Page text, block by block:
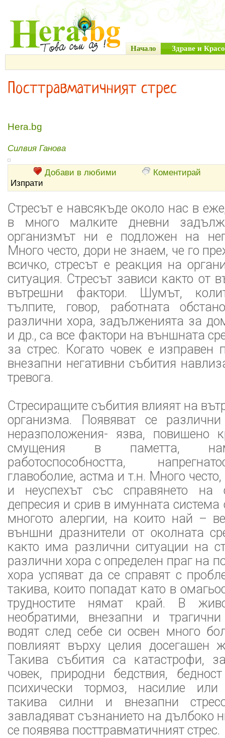
Начало Здраве и
Посттравматичният стрес
Hera.bg
Силвия Ганова
Добави в любими
Коментирай
Изпрати
Стресът е навсякъде около нас в
в много малките дневни
организмът ни е подложен на
Много често, дори не знаем, че го
всичко, стресът е реакция на
ситуация. Стресът зависи както от
вътрешни фактори. Шумът,
тълпите, говор, работната
различни хора, задълженията за
и др., са все фактори на външната
за стрес. Когато човек е изправен
внезапни негативни събития
тревога.
Стресиращите събития влияят на
организма. Появяват се
неразположения- язва, повишено
смущения в паметта,
работоспособността,
главоболие, астма и т.н. Много
и неуспехът със справянето на
депресия и срив в имунната система
многото алергии, на които най –
външни дразнители от околната
както има различни ситуации на
различни хора с определен праг на
хора успяват да се справят с
такива, които попадат като в
трудностите нямат край. В
необратими, внезапни и
водят след себе си освен много
повлияят върху целия досегашен
Такива събития са катастрофи,
човек, природни бедствия,
психически тормоз, насилие
такива силни и внезапни
завладяват съзнанието на дълбоко
се появява посттравматичният стрес.